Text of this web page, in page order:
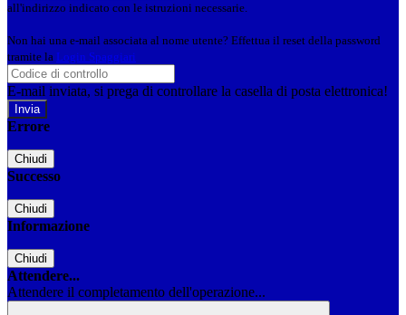
all'indirizzo indicato con le istruzioni necessarie.
Non hai una e-mail associata al nome utente? Effettua il reset della password
tramite la Login Spaggiari
E-mail inviata, si prega di controllare la casella di posta elettronica!
Errore
Chiudi
Successo
Chiudi
Informazione
Chiudi
Attendere...
Attendere il completamento dell'operazione...